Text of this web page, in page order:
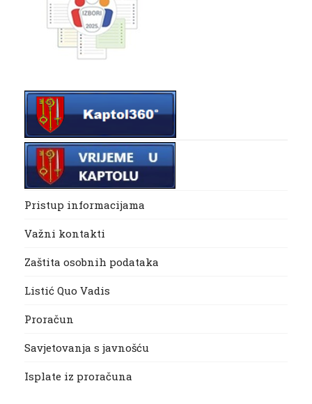
Pristup informacijama
Važni kontakti
Zaštita osobnih podataka
Listić Quo Vadis
Proračun
Savjetovanja s javnošću
Isplate iz proračuna